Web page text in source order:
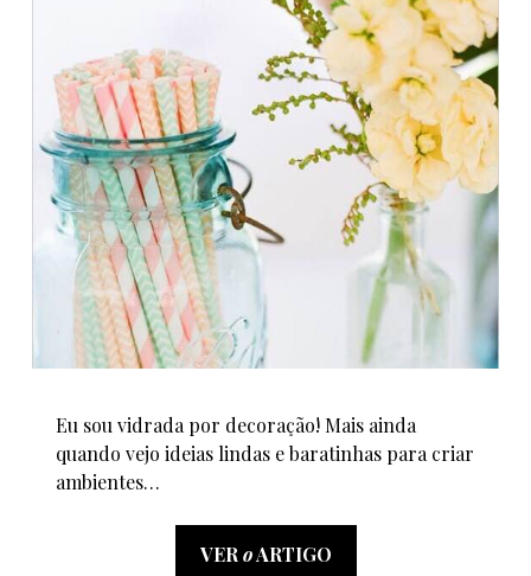
Eu sou vidrada por decoração! Mais ainda
quando vejo ideias lindas e baratinhas para criar
ambientes…
VER oARTIGO